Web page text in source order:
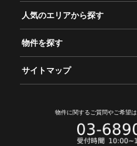
人気のエリアから探す
物件を探す
サイトマップ
物件に関するご質問やご希望は